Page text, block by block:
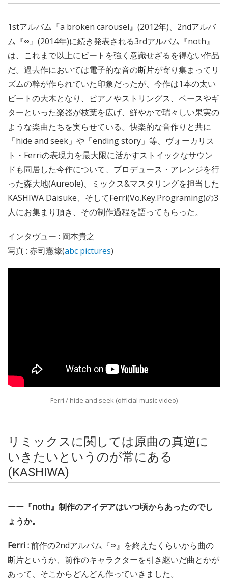
1stアルバム『a broken carousel』(2012年)、2ndアルバ
ム『∞』(2014年)に続き発表される3rdアルバム『noth』
は、これまで以上にビートを強く意識せざるを得ない作品
だ。過去作においては電子的な音の断片が寄り集まってリ
ズムの幹が作られていた印象だったが、今作は1本の太い
ビートの大木となり、ピアノやストリングス、ベースやギ
ターといった楽器が枝葉を広げ、鮮やかで瑞々しい果実の
ような楽曲たちを実らせている。快楽的な音作りと共に
「hide and seek」や「ending story」等、ヴォーカリス
ト・Ferriの表現力を最大限に活かすストイックなサウン
ドも同居した今作について、プロデュース・アレンジを行
った森大地(Aureole)、ミックス&マスタリングを担当した
KASHIWA Daisuke、そしてFerri(Vo.Key.Programing)の3
人にお集まり頂き、その制作過程を語ってもらった。
インタヴュー : 岡本貴之
写真 : 赤司憲壕(abc pictures)
Ferri / hide and seek (official music video)
リミックスに関しては原曲の真逆に
いきたいというのが常にある
(KASHIWA)
ーー『noth』制作のアイデアはいつ頃からあったのでし
ょうか。
Ferri :前作の2ndアルバム『∞』を終えたくらいから曲の
断片というか、前作のキャラクターを引き継いだ曲とかが
あって、そこからどんどん作っていきました。